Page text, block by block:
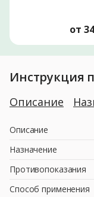
от
Инструкция
Описание
Описание
Назначение
Противопоказания
Способ применения